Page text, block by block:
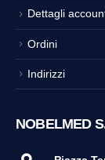
Dettagli
Ordini
Indirizzi
NOBELMED